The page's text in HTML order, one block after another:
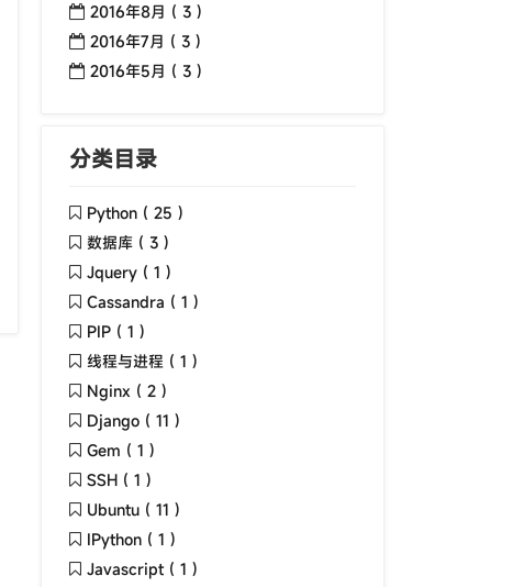
2016年8月 ( 3 )
2016年7月 ( 3 )
2016年5月 ( 3 )
分类目录
Python ( 25 )
数据库 ( 3 )
Jquery ( 1 )
Cassandra ( 1 )
PIP ( 1 )
线程与进程 ( 1 )
Nginx ( 2 )
Django ( 11 )
Gem ( 1 )
SSH ( 1 )
Ubuntu ( 11 )
IPython ( 1 )
Javascript ( 1 )